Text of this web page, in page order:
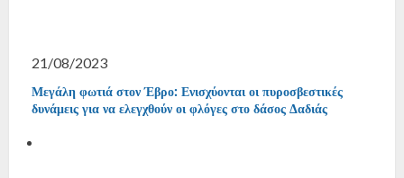
21/08/2023
Μεγάλη φωτιά στον Έβρο: Ενισχύονται οι πυροσβεστικές
δυνάμεις για να ελεγχθούν οι φλόγες στο δάσος Δαδιάς